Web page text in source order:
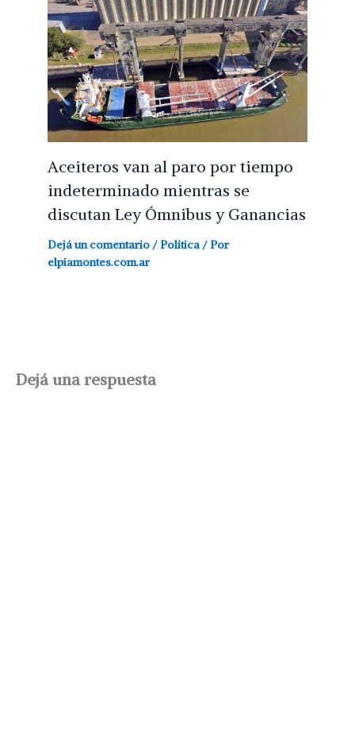
Aceiteros van al paro por tiempo
indeterminado mientras se
discutan Ley Ómnibus y Ganancias
Dejá un comentario /Política / Por
elpiamontes.com.ar
Dejá una respuesta